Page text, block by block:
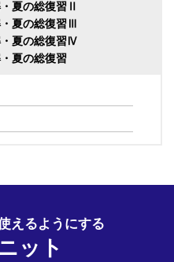
夏の総復習Ⅱ
夏の総復習Ⅲ
夏の総復習Ⅳ
夏の総復習
えるようにする
ット